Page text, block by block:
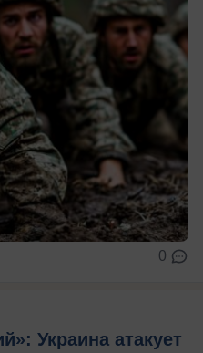
0
Украина атакует